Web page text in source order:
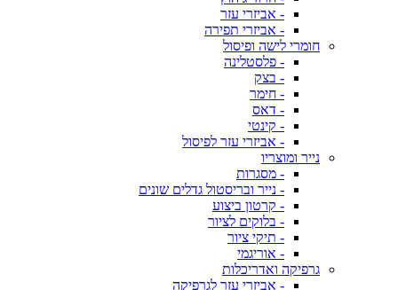
- אביזרי עזר
- אביזרי תפירה
חומרי לישה ופיסול
- פלסטלינה
- בצק
- חימר
- דאס
- קינטי
- אביזרי עזר לפיסול
נייר ומוצריו
- מסגרות
- נייר ובריסטול גדלים שונים
- קרטון ביצוע
- בלוקים לציור
- תיקי ציור
- אוריגמי
גרפיקה ואדריכלות
- אביזרי עזר לגרפיקה